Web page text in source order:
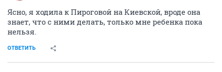
Ясно, я ходила к Пироговой на Киевской, вроде она
знает, что с ними делать, только мне ребенка пока
нельзя.
ОТВЕТИТЬ